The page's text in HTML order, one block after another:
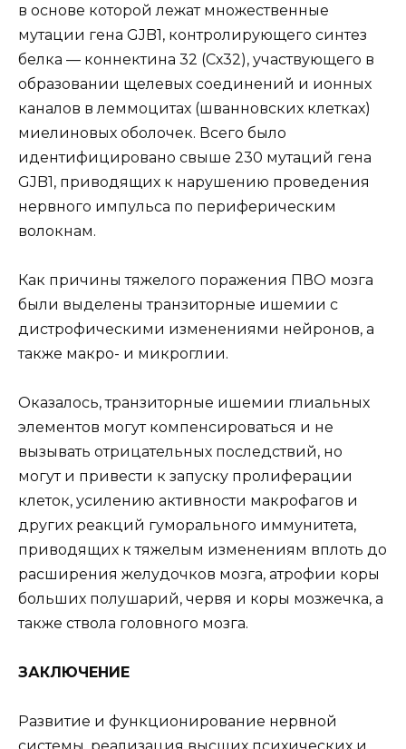
в основе которой лежат множественные
мутации гена GJB1, контролирующего синтез
белка — коннектина 32 (Сх32), участвующего в
образовании щелевых соединений и ионных
каналов в леммоцитах (шванновских клетках)
миелиновых оболочек. Всего было
идентифицировано свыше 230 мутаций гена
GJB1, приводящих к нарушению проведения
нервного импульса по периферическим
волокнам.
Как причины тяжелого поражения ПВО мозга
были выделены транзиторные ишемии с
дистрофическими изменениями нейронов, а
также макро- и микроглии.
Оказалось, транзиторные ишемии глиальных
элементов могут компенсироваться и не
вызывать отрицательных последствий, но
могут и привести к запуску пролиферации
клеток, усилению активности макрофагов и
других реакций гуморального иммунитета,
приводящих к тяжелым изменениям вплоть до
расширения желудочков мозга, атрофии коры
больших полушарий, червя и коры мозжечка, а
также ствола головного мозга.
ЗАКЛЮЧЕНИЕ
Развитие и функционирование нервной